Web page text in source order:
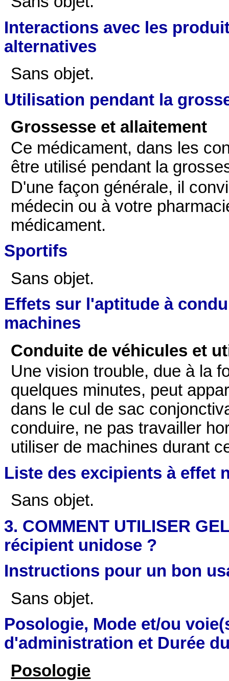
Interactions avec les
alternatives
Sans objet.
Utilisation pendant la
Grossesse et allaitement
Ce médicament, dans les
être utilisé pendant la
D'une façon générale, il
médecin ou à votre
médicament.
Sportifs
Sans objet.
Effets sur l'aptitude à
machines
Conduite de véhicules et
Une vision trouble, due à la
quelques minutes, peut
dans le cul de sac
conduire, ne pas travailler
utiliser de machines durant
Liste des excipients à effet
Sans objet.
3. COMMENT UTILISER
récipient unidose ?
Instructions pour un bon
Sans objet.
Posologie, Mode et/ou
d'administration et Durée
Posologie